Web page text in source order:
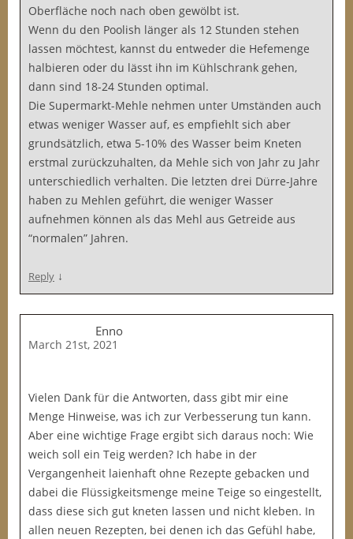
Oberfläche noch nach oben gewölbt ist.
Wenn du den Poolish länger als 12 Stunden stehen
lassen möchtest, kannst du entweder die Hefemenge
halbieren oder du lässt ihn im Kühlschrank gehen,
dann sind 18-24 Stunden optimal.
Die Supermarkt-Mehle nehmen unter Umständen auch
etwas weniger Wasser auf, es empfiehlt sich aber
grundsätzlich, etwa 5-10% des Wasser beim Kneten
erstmal zurückzuhalten, da Mehle sich von Jahr zu Jahr
unterschiedlich verhalten. Die letzten drei Dürre-Jahre
haben zu Mehlen geführt, die weniger Wasser
aufnehmen können als das Mehl aus Getreide aus
“normalen” Jahren.
Reply ↓
Enno
March 21st, 2021
Vielen Dank für die Antworten, dass gibt mir eine
Menge Hinweise, was ich zur Verbesserung tun kann.
Aber eine wichtige Frage ergibt sich daraus noch: Wie
weich soll ein Teig werden? Ich habe in der
Vergangenheit laienhaft ohne Rezepte gebacken und
dabei die Flüssigkeitsmenge meine Teige so eingestellt,
dass diese sich gut kneten lassen und nicht kleben. In
allen neuen Rezepten, bei denen ich das Gefühl habe,